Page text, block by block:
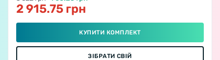
2 915.75 грн
КУПИТИ КОМПЛЕКТ
ЗІБРАТИ СВІЙ